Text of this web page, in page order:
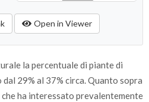
Open in Viewer
la percentuale di piante di
29% al 37% circa. Quanto sopra
ha interessato prevalentemente